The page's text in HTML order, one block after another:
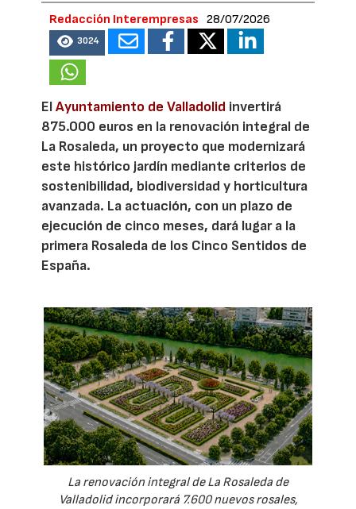
Redacción Interempresas 28/07/2026
3024
ElAyuntamiento de Valladolid invertirá
875.000 euros en la renovación integral de
La Rosaleda, un proyecto que modernizará
este histórico jardín mediante criterios de
sostenibilidad, biodiversidad y horticultura
avanzada. La actuación, con un plazo de
ejecución de cinco meses, dará lugar a la
primera Rosaleda de los Cinco Sentidos de
España.
La renovación integral de La Rosaleda de
Valladolid incorporará 7.600 nuevos rosales,